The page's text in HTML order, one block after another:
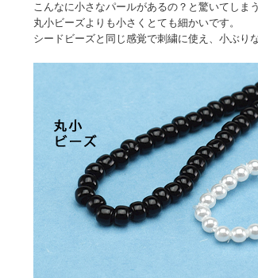
こんなに小さなパールがあるの？と驚いてしま
丸小ビーズよりも小さくとても細かいです。
シードビーズと同じ感覚で刺繍に使え、小ぶり